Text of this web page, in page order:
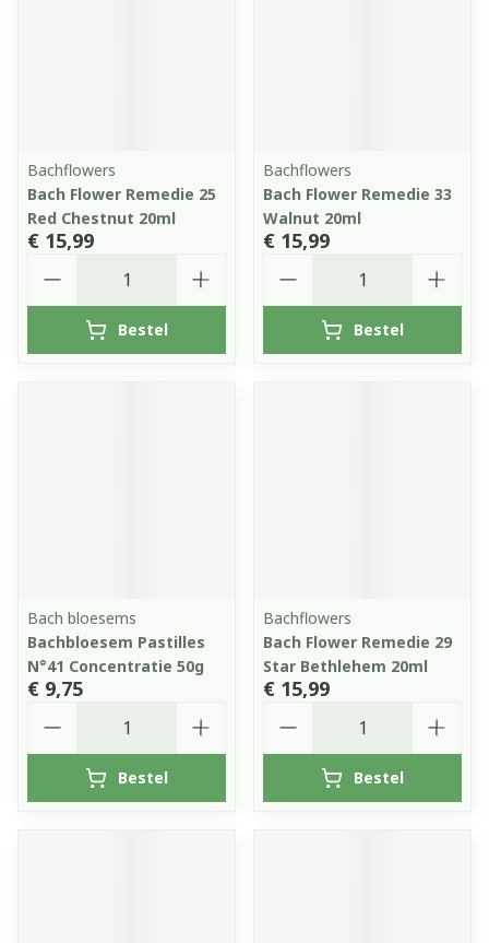
Bachflowers
Bach Flower Remedie 25
Red Chestnut 20ml
€ 15,99
Bestel
Bachflowers
Bach Flower Remedie 33
Walnut 20ml
€ 15,99
Bestel
Bach bloesems
Bachbloesem Pastilles
N°41 Concentratie 50g
€ 9,75
Bestel
Bachflowers
Bach Flower Remedie 29
Star Bethlehem 20ml
€ 15,99
Bestel